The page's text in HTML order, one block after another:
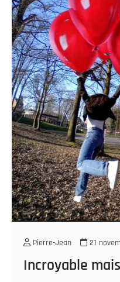
Pierre-Jean 21
Incroyable